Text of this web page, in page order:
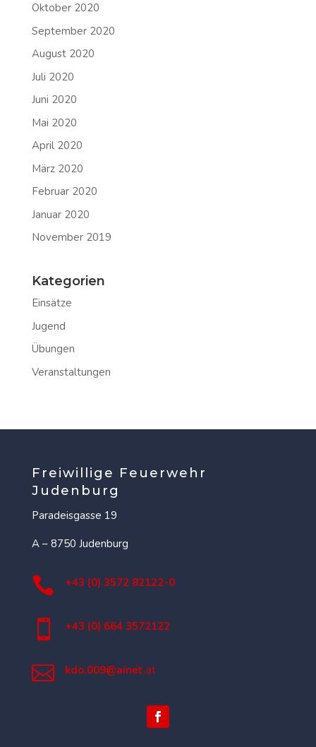
Oktober 2020
September 2020
August 2020
Juli 2020
Juni 2020
Mai 2020
April 2020
März 2020
Februar 2020
Januar 2020
November 2019
Kategorien
Einsätze
Jugend
Übungen
Veranstaltungen
Freiwillige Feuerwehr
Judenburg
Paradeisgasse 19
A – 8750 Judenburg
 +43 (0) 3572 82122-0
 +43 (0) 664 3572122
 kdo.009@ainet.at